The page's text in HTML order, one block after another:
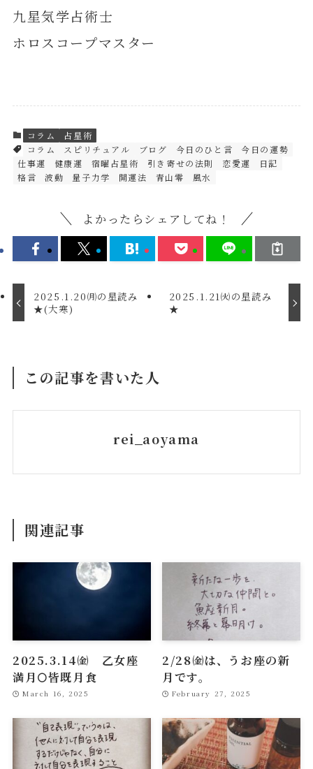
九星気学占術士
ホロスコープマスター
コラム
占星術
コラム
スピリチュアル ブログ 今日のひと言
今日の運勢
仕事運
健康運 宿曜占星術 引き寄せの法則 恋愛運
日記
格言
波動 量子力学 開運法 青山零 風水
よかったらシェアしてね！
2025.1.20㈪の星読み
★(大寒)
2025.1.21㈫の星読み
★
この記事を書いた人
rei_aoyama
関連記事
2025.3.14㈮ 乙女座
満月🌕皆既月食
March 16, 2025
2/28㈮は、うお座の新
月です。
February 27, 2025